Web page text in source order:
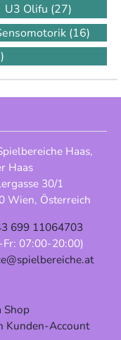
U3 Olifu (27)
(16)
Haas,
Haas
30/1
Wien, Österreich
699 11064703
Fr: 07:00-20:00)
Shop
Kunden-Account